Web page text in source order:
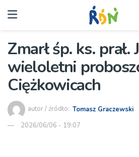
Zmarł śp. ks. prał.
wieloletni
Ciężkowicach
autor / źródło: Tomasz Graczewski
2026/06/06 - 19:07